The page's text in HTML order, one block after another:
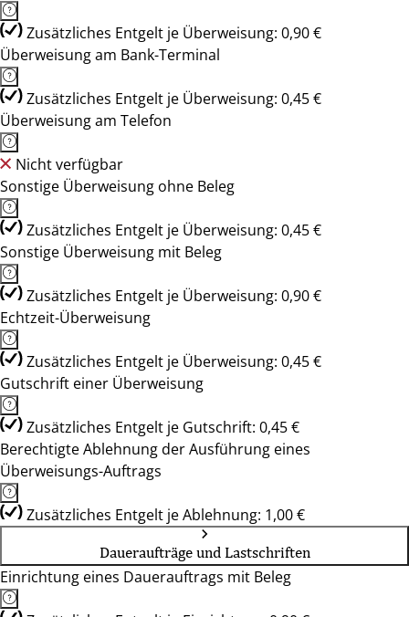
Zusätzliches Entgelt je Überweisung: 0,90 €
Überweisung am Bank-Terminal
Zusätzliches Entgelt je Überweisung: 0,45 €
Überweisung am Telefon
Nicht verfügbar
Sonstige Überweisung ohne Beleg
Zusätzliches Entgelt je Überweisung: 0,45 €
Sonstige Überweisung mit Beleg
Zusätzliches Entgelt je Überweisung: 0,90 €
Echtzeit-Überweisung
Zusätzliches Entgelt je Überweisung: 0,45 €
Gutschrift einer Überweisung
Zusätzliches Entgelt je Gutschrift: 0,45 €
Berechtigte Ablehnung der Ausführung eines
Überweisungs-Auftrags
Zusätzliches Entgelt je Ablehnung: 1,00 €
Daueraufträge und Lastschriften
Einrichtung eines Dauerauftrags mit Beleg